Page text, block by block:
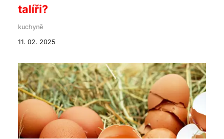
talíři?
kuchyně
11. 02. 2025